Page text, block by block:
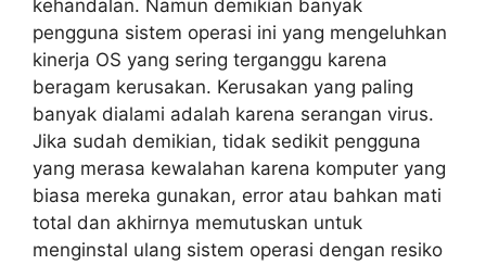
kehandalan. Namun demikian banyak
pengguna sistem operasi ini yang mengeluhkan
kinerja OS yang sering terganggu karena
beragam kerusakan. Kerusakan yang paling
banyak dialami adalah karena serangan virus.
Jika sudah demikian, tidak sedikit pengguna
yang merasa kewalahan karena komputer yang
biasa mereka gunakan, error atau bahkan mati
total dan akhirnya memutuskan untuk
menginstal ulang sistem operasi dengan resiko